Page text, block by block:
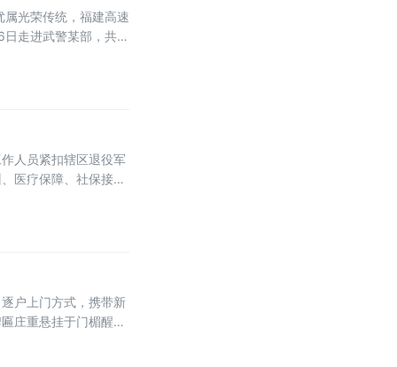
光荣传统，福建高速
走进武警某部，共同
人员紧扣辖区退役军
医疗保障、社保接
户上门方式，携带新
庄重悬挂于门楣醒目